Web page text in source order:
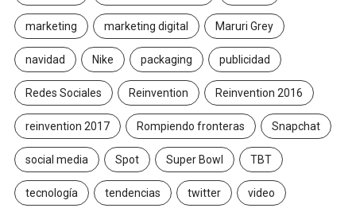
marketing marketing digital Maruri Grey
navidad Nike packaging publicidad
Redes Sociales Reinvention Reinvention 2016
reinvention 2017 Rompiendo fronteras Snapchat
social media Spot Super Bowl TBT
tecnología tendencias twitter video